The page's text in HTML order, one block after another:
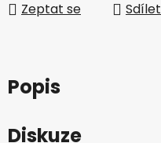
Zeptat se Sdílet
Popis
Diskuze